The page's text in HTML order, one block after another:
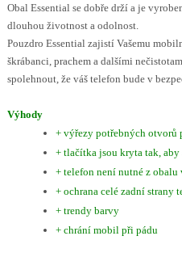
Obal Essential se dobře drží a je
dlouhou životnost a odolnost.
Pouzdro Essential zajistí Vašemu
škrábanci, prachem a dalšími
spolehnout, že váš telefon bude v
Výhody
+ výřezy potřebných otvorů
+ tlačítka jsou kryta tak,
+ telefon není nutné z obalu
+ ochrana celé zadní strany
+ trendy barvy
+ chrání mobil při pádu